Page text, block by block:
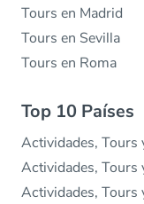
Tours en Madrid
Tours en Sevilla
Tours en Roma
Top 10 Países
Actividades, Tours
Actividades, Tours
Actividades, Tours